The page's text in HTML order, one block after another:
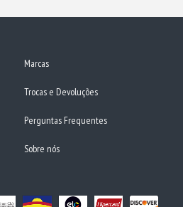
Marcas
Trocas e Devoluções
Perguntas Frequentes
Sobre nós